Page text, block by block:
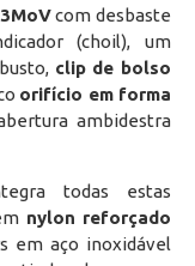
com desbaste
(choil), um
clip de bolso
orifício em forma
ambidestra
todas estas
nylon reforçado
em aço inoxidável